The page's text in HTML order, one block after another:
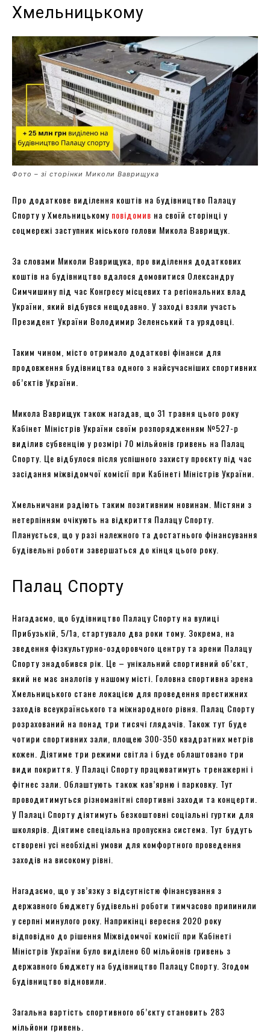
Хмельницькому
Фото – зі сторінки Миколи Ваврищука
Про додаткове виділення коштів на будівництво Палацу
Спорту у Хмельницькому повідомив на своїй сторінці у
соцмережі заступник міського голови Микола Ваврищук.
За словами Миколи Ваврищука, про виділення додаткових
коштів на будівництво вдалося домовитися Олександру
Симчишину під час Конгресу місцевих та регіональних влад
України, який відбувся нещодавно. У заході взяли участь
Президент України Володимир Зеленський та урядовці.
Таким чином, місто отримало додаткові фінанси для
продовження будівництва одного з найсучасніших спортивних
об’єктів України.
Микола Ваврищук також нагадав, що 31 травня цього року
Кабінет Міністрів України своїм розпорядженням №527-р
виділив субвенцію у розмірі 70 мільйонів гривень на Палац
Спорту. Це відбулося після успішного захисту проєкту під час
засідання міжвідомчої комісії при Кабінеті Міністрів України.
Хмельничани радіють таким позитивним новинам. Містяни з
нетерпінням очікують на відкриття Палацу Спорту.
Планується, що у разі належного та достатнього фінансування
будівельні роботи завершаться до кінця цього року.
Палац Спорту
Нагадаємо, що будівництво Палацу Спорту на вулиці
Прибузькій, 5/1а, стартувало два роки тому. Зокрема, на
зведення фізкультурно-оздоровчого центру та арени Палацу
Спорту знадобився рік. Це – унікальний спортивний об’єкт,
який не має аналогів у нашому місті. Головна спортивна арена
Хмельницького стане локацією для проведення престижних
заходів всеукраїнського та міжнародного рівня. Палац Спорту
розрахований на понад три тисячі глядачів. Також тут буде
чотири спортивних зали, площею 300-350 квадратних метрів
кожен. Діятиме три режими світла і буде облаштовано три
види покриття. У Палаці Спорту працюватимуть тренажерні і
фітнес зали. Облаштують також кав’ярню і парковку. Тут
проводитимуться різноманітні спортивні заходи та концерти.
У Палаці Спорту діятимуть безкоштовні соціальні гуртки для
школярів. Діятиме спеціальна пропускна система. Тут будуть
створені усі необхідні умови для комфортного проведення
заходів на високому рівні.
Нагадаємо, що у зв’язку з відсутністю фінансування з
державного бюджету будівельні роботи тимчасово припинили
у серпні минулого року. Наприкінці вересня 2020 року
відповідно до рішення Міжвідомчої комісії при Кабінеті
Міністрів України було виділено 60 мільйонів гривень з
державного бюджету на будівництво Палацу Спорту. Згодом
будівництво відновили.
Загальна вартість спортивного об’єкту становить 283
мільйони гривень.